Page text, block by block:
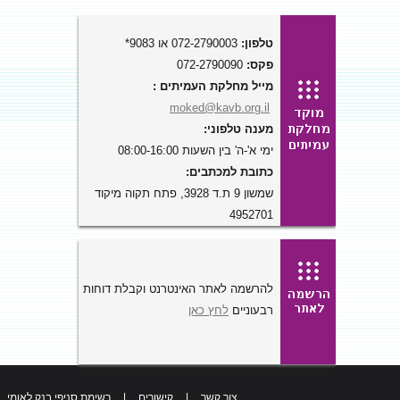
טלפון:
פקס:
מייל מחלקת העמיתים :
moked@kavb.org.il
מענה טלפוני:
ימי א'-ה' בין השעות 08:00-16:00
כתובת למכתבים:
שמשון 9 ת.ד 3928, פתח תקוה מיקוד
4952701
להרשמה לאתר האינטרנט וקבלת דוחות
רבעוניים לחץ כאן
צור קשר קישורים רשימת סניפי בנק לאומי